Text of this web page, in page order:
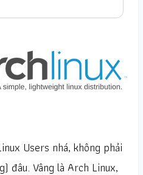
Users nhá, không phải
đâu. Vâng là Arch Linux,